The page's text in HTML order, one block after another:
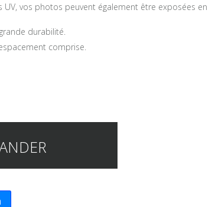
vos photos peuvent également être exposées en
durabilité.
comprise.